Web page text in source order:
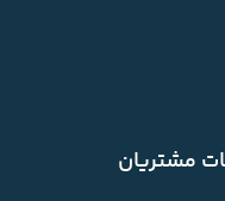
مشتریان